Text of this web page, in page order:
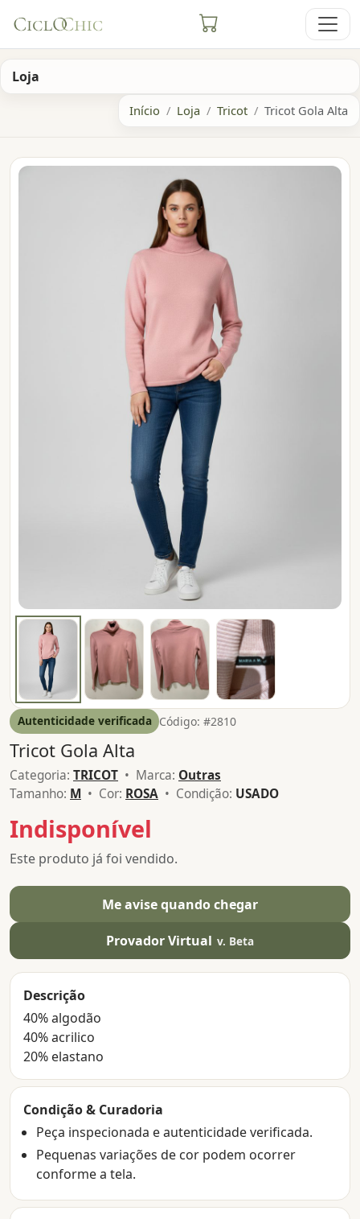
Loja
Início Loja Tricot Tricot Gola Alta
Autenticidade verificada Código: #2810
Tricot Gola Alta
Categoria: TRICOT • Marca: Outras
Tamanho: M • Cor: ROSA • Condição: USADO
Indisponível
Este produto já foi vendido.
Me avise quando chegar
Provador Virtual v. Beta
Descrição
40% algodão
40% acrilico
20% elastano
Condição & Curadoria
Peça inspecionada e autenticidade verificada.
Pequenas variações de cor podem ocorrer
conforme a tela.